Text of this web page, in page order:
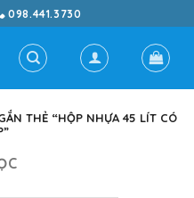
098.441.3730
THẺ “HỘP NHỰA 45 LÍT CÓ